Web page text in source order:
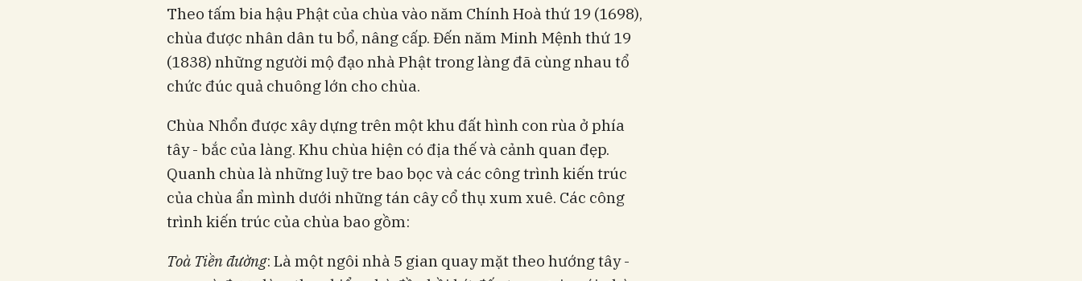
Theo tấm bia hậu Phật của chùa vào năm Chính Hoà thứ 19 (1698),
chùa được nhân dân tu bổ, nâng cấp. Đến năm Minh Mệnh thứ 19
(1838) những người mộ đạo nhà Phật trong làng đã cùng nhau tổ
chức đúc quả chuông lớn cho chùa.
Chùa Nhổn được xây dựng trên một khu đất hình con rùa ở phía
tây - bắc của làng. Khu chùa hiện có địa thế và cảnh quan đẹp.
Quanh chùa là những luỹ tre bao bọc và các công trình kiến trúc
của chùa ẩn mình dưới những tán cây cổ thụ xum xuê. Các công
trình kiến trúc của chùa bao gồm:
Toà Tiền đường: Là một ngôi nhà 5 gian quay mặt theo hướng tây -